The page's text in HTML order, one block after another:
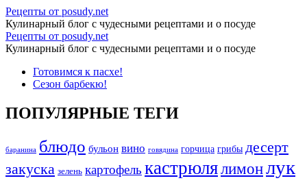
Печеня
з
телятини
Larrivaux
-
Рецепты
от
posudy.net
Рецепты от posudy.net
Кулинарный блог с чудесными рецептами и о посуде
Печеня
з
телятини
Larrivaux
Рецепты
от
Рецепты от posudy.net
Кулинарный блог с чудесными рецептами и о посуде
ПерейтиГотовимся к пасхе!
Сезон барбекю!
ПОПУЛЯРНЫЕ ТЕГИ
баранина блюдо бульон вино говядина горчица грибы десерт
закуска зелень картофель кастрюлялимонлук